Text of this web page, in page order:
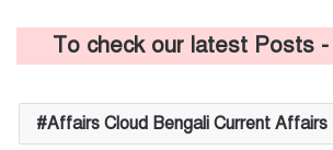
To check our latest Posts -
Affairs Cloud Bengali Current